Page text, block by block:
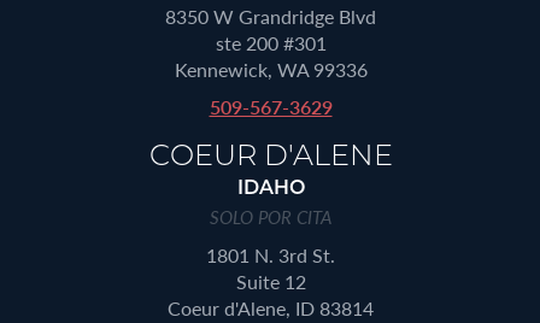
8350 W Grandridge Blvd
ste 200 #301
Kennewick, WA 99336
509-567-3629
COEUR D'ALENE
IDAHO
SOLO POR CITA
1801 N. 3rd St.
Suite 12
Coeur d'Alene, ID 83814